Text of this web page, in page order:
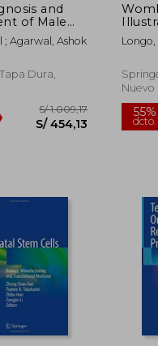
S/ 187,69
S/ 84,46
and
of Male
A Case-
for
; Agarwal, Ashok
Dura,
the
(en
Nuevo